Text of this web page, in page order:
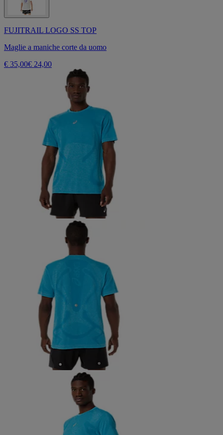
FUJITRAIL LOGO SS TOP
Maglie a maniche corte da uomo
€ 35,00€ 24,00